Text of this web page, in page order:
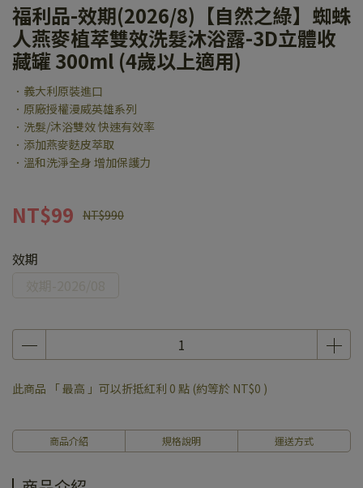
福利品-效期(2026/8)【自然之綠】蜘蛛
人燕麥植萃雙效洗髮沐浴露-3D立體收
藏罐 300ml (4歲以上適用)
．義大利原裝進口
．原廠授權漫威英雄系列
．洗髮/沐浴雙效 快速有效率
．添加燕麥麩皮萃取
．溫和洗淨全身 增加保護力
NT$99 NT$990
效期
此商品 「 最高 」可以折抵紅利 0 點 (約等於 NT$0 )
商品介紹 規格說明 運送方式